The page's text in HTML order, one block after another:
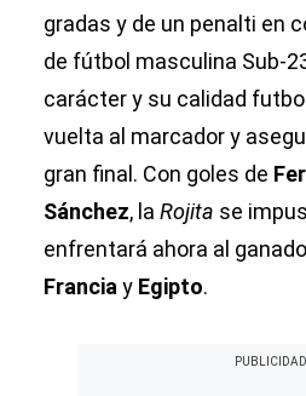
gradas y de un penalti en
de fútbol masculina Sub-
carácter y su calidad
vuelta al marcador y
gran final. Con goles de
Sánchez, la Rojita se
enfrentará ahora al
Francia y Egipto.